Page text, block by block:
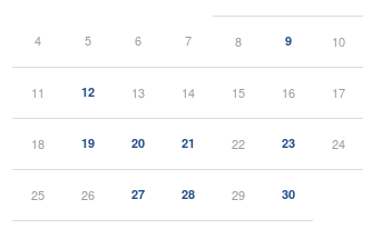
4 5 6 7 8 9 10
11 12 13 14 15 16 17
18 19 20 21 22 23 24
25 26 27 28 29 30